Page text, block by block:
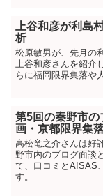
上谷和彦が利島
析
松原敏男が、先月の
上谷和彦さんを紹介
らに福岡限界集落や
第5回の秦野市
画・京都限界集
高松竜之介さんは好
野市内のブログ面談
て、口コミとAISAS
す。